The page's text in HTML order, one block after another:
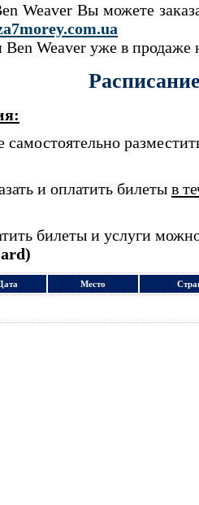
Weaver Вы можете
Ben Weaver уже в продаже
и оплатить билеты в
билеты и услуги
Место